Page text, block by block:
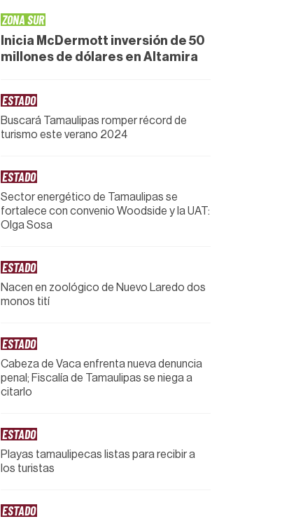
ZONA SUR
Inicia McDermott inversión de 50
millones de dólares en Altamira
ESTADO
Buscará Tamaulipas romper récord de
turismo este verano 2024
ESTADO
Sector energético de Tamaulipas se
fortalece con convenio Woodside y la UAT:
Olga Sosa
ESTADO
Nacen en zoológico de Nuevo Laredo dos
monos tití
ESTADO
Cabeza de Vaca enfrenta nueva denuncia
penal; Fiscalía de Tamaulipas se niega a
citarlo
ESTADO
Playas tamaulipecas listas para recibir a
los turistas
ESTADO